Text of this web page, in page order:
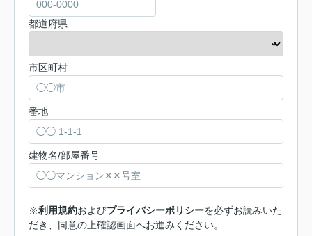
都道府県
市区町村
番地
建物名/部屋番号
※利用規約およびプライバシーポリシーを必ずお読みいた
だき、同意の上確認画面へお進みください。